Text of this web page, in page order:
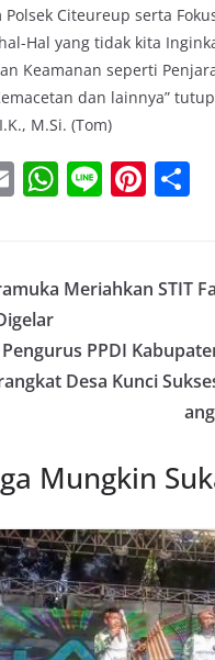
Polsek Citeureup serta
Hal yang tidak kita
Keamanan seperti
dan lainnya”
M.Si. (Tom)
E
l
W
s
p
p
Li Pi
e e
Meriahkan STIT
PPDI
Desa Kunci
Mungkin